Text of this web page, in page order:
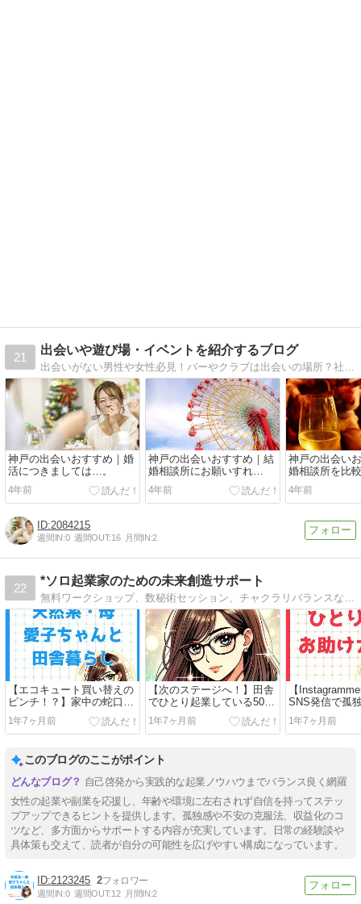
21
出会いや遊び場・イベントを紹介するブログ
神戸の出会いおすすめ｜婚
活につきましては…。
4年前
神戸の出会いおすすめ｜結
婚相談所にお願いすれ
ば…。
4年前
神戸の出会い
婚相談所を比
は…。
4年前
2084215
週間IN:0 週間OUT:16 月間IN:2
22
*ソロ起業家のための未来創造サポート
【エコキュート買い替えの
ピンチ！？】家中の蛇口か
ら湯が出ない時の対処法の
YouTube動画
1年7ヶ月前
【次のステージへ！】田舎
でひとり起業している50代
女性が持続的に安定した収
益を上げる仕組みとは？
1年7ヶ月前
【
SNS発信で孤
ロン経営女性
とその解決策
1年7ヶ月前
このブログのここがポイント
自己啓発から実践的な起業ノウハウまでバランス良く網羅
女性の起業や副業を応援し、年齢や環境に左右されず自信を持ってステッ
プアップできるヒントを提供します。孤独感や不安の克服法、収益化のコ
ツなど、多方面からサポートする内容が充実しています。日常の経験談や
具体策も交えて、読者が自分の可能性を広げやすい構成になっています。
2123245 2
週間IN:0 週間OUT:12 月間IN:2